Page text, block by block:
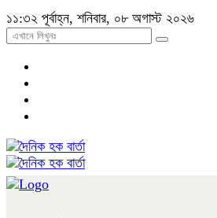
১১:৩২ পূর্বাহ্ন, শনিবার, ০৮ অগাস্ট ২০২৬